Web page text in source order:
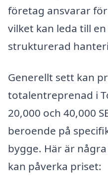
företag ansvarar
vilket kan leda till
strukturerad
Generellt sett kan
totalentreprenad i
20,000 och 40,000
beroende på
bygge. Här är
kan påverka priset: